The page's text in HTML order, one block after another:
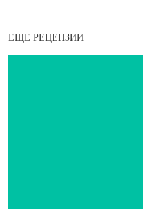
ЕЩЕ РЕЦЕНЗИИ